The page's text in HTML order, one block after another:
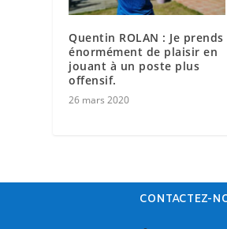
Quentin ROLAN : Je prends
énormément de plaisir en
jouant à un poste plus
offensif.
26 mars 2020
CONTACTEZ-